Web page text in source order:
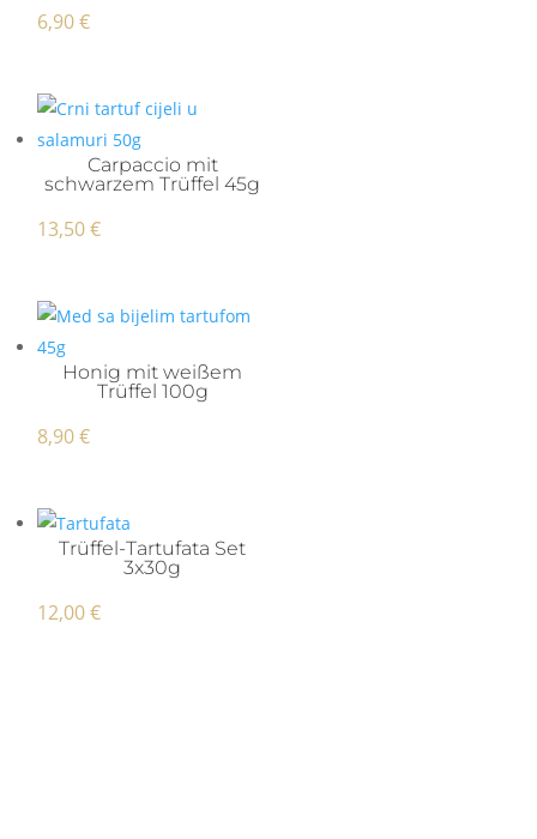
6,90€
Carpaccio mit
schwarzem Trüffel 45g
13,50€
Honig mit weißem
Trüffel 100g
8,90€
Trüffel-Tartufata Set
3x30g
12,00€